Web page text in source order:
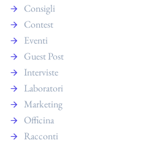
Consigli
Contest
Eventi
Guest Post
Interviste
Laboratori
Marketing
Officina
Racconti